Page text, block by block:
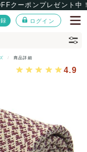
クーポンプレゼント中
ログイン
商品詳細
4.9